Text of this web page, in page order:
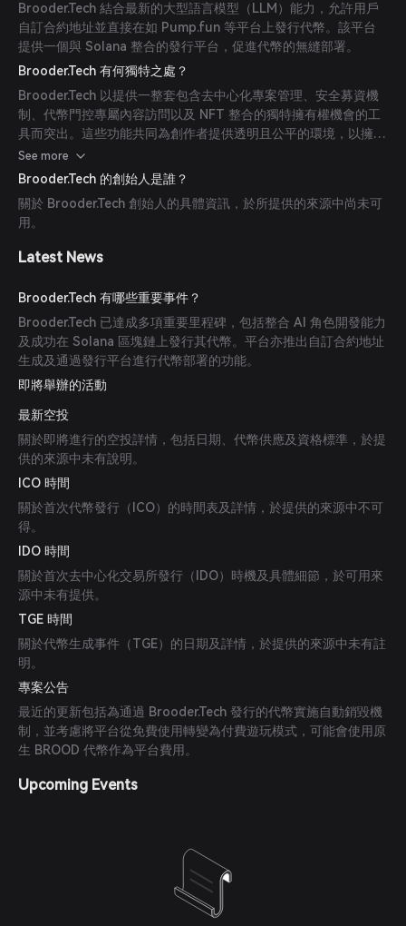
Brooder.Tech 結合最新的大型語言模型（LLM）能力，允許用戶
自訂合約地址並直接在如 Pump.fun 等平台上發行代幣。該平台
提供一個與 Solana 整合的發行平台，促進代幣的無縫部署。
Brooder.Tech 有何獨特之處？
Brooder.Tech 以提供一整套包含去中心化專案管理、安全募資機
制、代幣門控專屬內容訪問以及 NFT 整合的獨特擁有權機會的工
具而突出。這些功能共同為創作者提供透明且公平的環境，以擁有
並變現其作品。
See more
Brooder.Tech 的創始人是誰？
關於 Brooder.Tech 創始人的具體資訊，於所提供的來源中尚未可
用。
Latest News
Brooder.Tech 有哪些重要事件？
Brooder.Tech 已達成多項重要里程碑，包括整合 AI 角色開發能力
及成功在 Solana 區塊鏈上發行其代幣。平台亦推出自訂合約地址
生成及通過發行平台進行代幣部署的功能。
即將舉辦的活動
最新空投
關於即將進行的空投詳情，包括日期、代幣供應及資格標準，於提
供的來源中未有說明。
ICO 時間
關於首次代幣發行（ICO）的時間表及詳情，於提供的來源中不可
得。
IDO 時間
關於首次去中心化交易所發行（IDO）時機及具體細節，於可用來
源中未有提供。
TGE 時間
關於代幣生成事件（TGE）的日期及詳情，於提供的來源中未有註
明。
專案公告
最近的更新包括為通過 Brooder.Tech 發行的代幣實施自動銷毀機
制，並考慮將平台從免費使用轉變為付費遊玩模式，可能會使用原
生 BROOD 代幣作為平台費用。
Upcoming Events